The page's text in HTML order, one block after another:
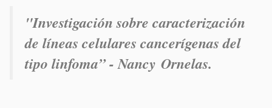
"Investigación sobre caracterización
de líneas celulares cancerígenas del
tipo linfoma” - Nancy Ornelas.